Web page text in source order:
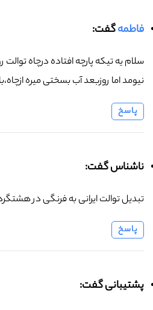
فاطمهگفت:
سلام یه تیکه پارچه افتاده درچاه
نیومد اما روزبعد آب بسختی میره
پاسخ
ناشناس گفت:
تبدیل توالت ایرانی به فرنگی در
پاسخ
پشتیبانی گفت: